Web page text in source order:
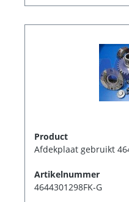
Product
Afdekplaat gebruikt
Artikelnummer
4644301298FK-G